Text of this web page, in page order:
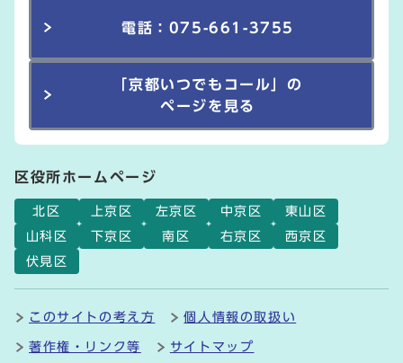
電話：075-661-3755
「京都いつでもコール」の
ページを見る
区役所ホームページ
北区 上京区 左京区 中京区
東山区
山科区
下京区 南区 右京区
西京区
伏見区
このサイトの考え方 個人情報の取扱い
著作権・リンク等 サイトマップ